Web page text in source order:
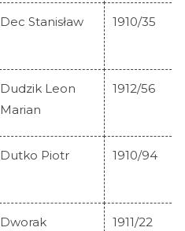
Dec Stanisław 1910/35
Dudzik Leon
Marian
1912/56
Dutko Piotr 1910/94
Dworak 1911/22